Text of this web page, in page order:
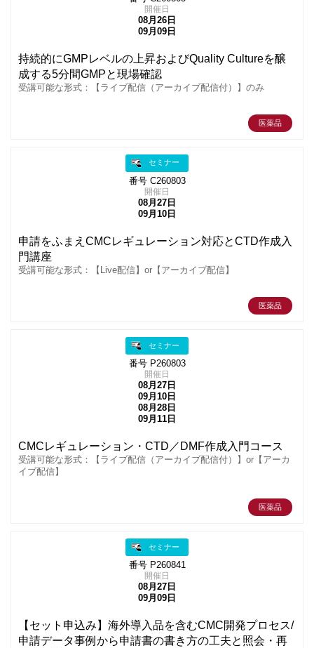
開催日
08月26日
09月09日
持続的にGMPレベルの上昇およびQuality Cultureを醸
成する5分間GMPと現場確認
受講可能な形式：【ライブ配信（アーカイブ配信付）】のみ
医薬品
セミナー
番号 C260803
開催日
08月27日
09月10日
申請をふまえCMCレギュレーション対応とCTD作成入
門講座
受講可能な形式：【Live配信】or【アーカイブ配信】
医薬品
セミナー
番号 P260803
開催日
08月27日
09月10日
08月28日
09月11日
CMCレギュレーション・CTD／DMF作成入門コース
受講可能な形式：【ライブ配信（アーカイブ配信付）】or【アーカ
イブ配信】
医薬品
セミナー
番号 P260841
開催日
08月27日
09月09日
【セット申込み】海外導入品を含むCMC開発プロセス/
申請データ事例から申請書の書き方の工夫と照会・再